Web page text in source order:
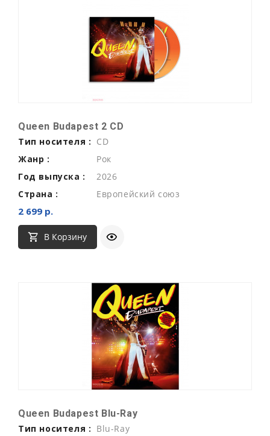
Queen Budapest 2 CD
Тип носителя : CD
Жанр :
Рок
Год выпуска :
2026
Страна :
Европейский союз
2 699 р.
В Корзину
Queen Budapest Blu-Ray
Тип носителя : Blu-Ray